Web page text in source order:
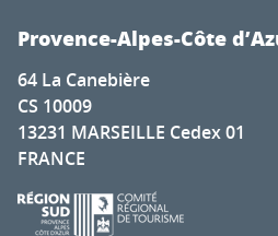
Provence-Alpes-Côte
64 La Canebière
CS 10009
13231 MARSEILLE Cedex 01
FRANCE